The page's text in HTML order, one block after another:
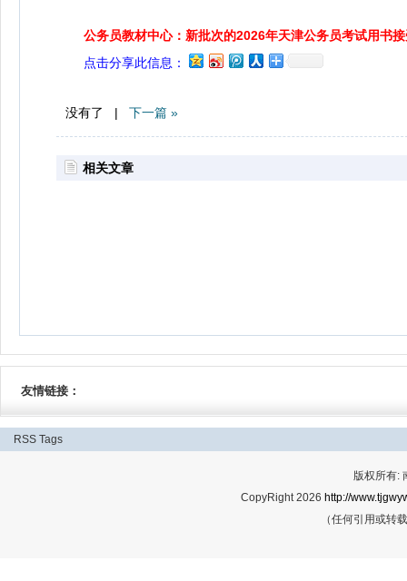
公务员教材中心：新批次的2026年天津公务员考试用书
点击分享此信息：
没有了 | 下一篇 »
相关文章
友情链接：
RSS Tags
版权所有:
CopyRight 2026 http://
（任何引用或转